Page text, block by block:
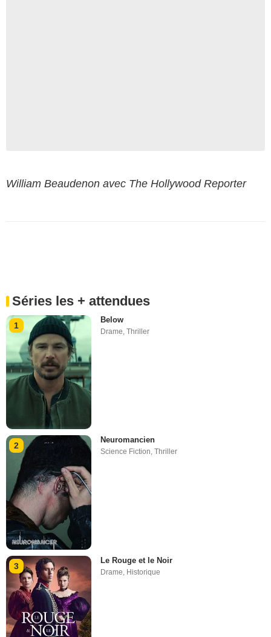
William Beaudenon avec The Hollywood Reporter
Séries les + attendues
1
Below
Drame,Thriller
2
Neuromancien
Science Fiction,Thriller
3
Le Rouge et le Noir
Drame Historique